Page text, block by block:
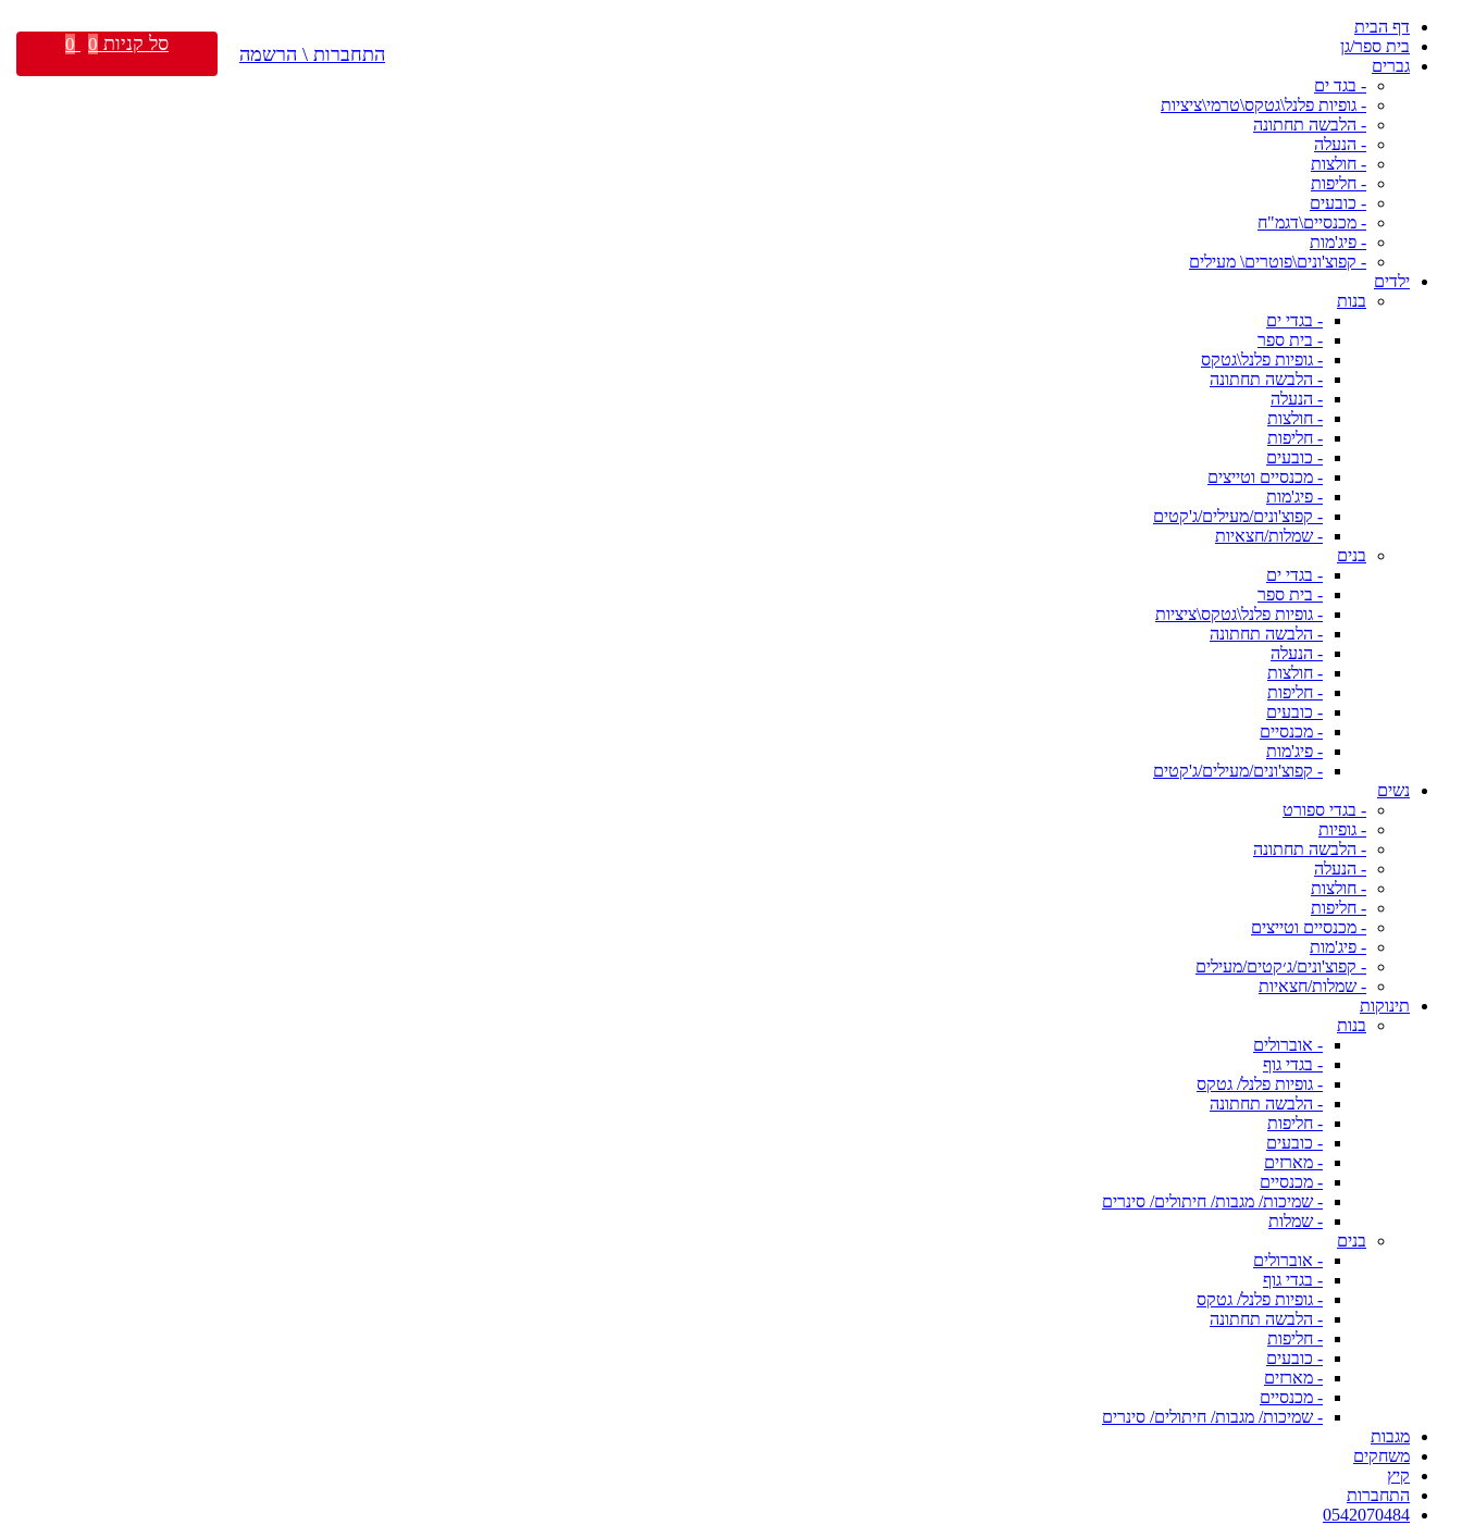
דף הבית
בית ספר/גן
גברים
- בגד ים
- גופיות פלנל\גטקס\טרמי\ציציות
- הלבשה תחתונה
- הנעלה
- חולצות
- חליפות
- כובעים
- מכנסיים\דגמ"ח
- פיג'מות
- קפוצ'ונים\פוטרים\ מעילים
ילדים
בנות
- בגדי ים
- בית ספר
- גופיות פלנל\גטקס
- הלבשה תחתונה
- הנעלה
- חולצות
- חליפות
- כובעים
- מכנסיים וטייצים
- פיג'מות
- קפוצ'ונים/מעילים/ג'קטים
- שמלות/חצאיות
בנים
- בגדי ים
- בית ספר
- גופיות פלנל\גטקס\ציציות
- הלבשה תחתונה
- הנעלה
- חולצות
- חליפות
- כובעים
- מכנסיים
- פיג'מות
- קפוצ'ונים/מעילים/ג'קטים
נשים
- בגדי ספורט
- גופיות
- הלבשה תחתונה
- הנעלה
- חולצות
- חליפות
- מכנסיים וטייצים
- פיג'מות
- קפוצ'ונים/ג׳קטים/מעילים
- שמלות/חצאיות
תינוקות
בנות
- אוברולים
- בגדי גוף
- גופיות פלנל/ גטקס
- הלבשה תחתונה
- חליפות
- כובעים
- מארזים
- מכנסיים
- שמיכות/ מגבות/ חיתולים/ סינרים
- שמלות
בנים
- אוברולים
- בגדי גוף
- גופיות פלנל/ גטקס
- הלבשה תחתונה
- חליפות
- כובעים
- מארזים
- מכנסיים
- שמיכות/ מגבות/ חיתולים/ סינרים
מגבות
משחקים
קיץ
התחברות
0542070484
התחברות \ הרשמה סל קניות 0
0